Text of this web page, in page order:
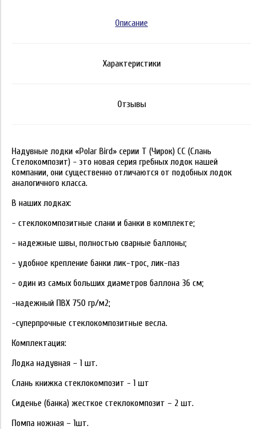
Описание
Характеристики
Отзывы
Надувные лодки «Polar Bird» серии Т (Чирок) СС (Слань
Стелокомпозит) - это новая серия гребных лодок нашей
компании, они существенно отличаются от подобных лодок
аналогичного класса.
В наших лодках:
- стеклокомпозитные слани и банки в комплекте;
- надежные швы, полностью сварные баллоны;
- удобное крепление банки лик-трос, лик-паз
- один из самых больших диаметров баллона 36 см;
-надежный ПВХ 750 гр/м2;
-суперпрочные стеклокомпозитные весла.
Комплектация:
Лодка надувная – 1 шт.
Слань книжка стеклокомпозит - 1 шт
Сиденье (банка) жесткое стеклокомпозит – 2 шт.
Помпа ножная – 1шт.